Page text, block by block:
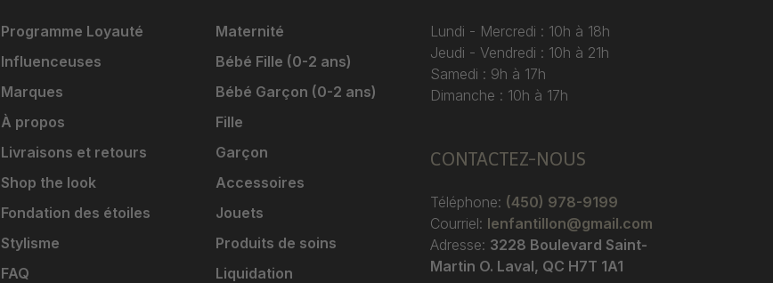
Programme Loyauté
Influenceuses
Marques
À propos
Livraisons et retours
Shop the look
Fondation des étoiles
Stylisme
FAQ
Maternité
Bébé Fille (0-2 ans)
Bébé Garçon (0-2 ans)
Fille
Garçon
Accessoires
Jouets
Produits de soins
Liquidation
Lundi - Mercredi : 10h à 18h
Jeudi - Vendredi : 10h à 21h
Samedi : 9h à 17h
Dimanche : 10h à 17h
CONTACTEZ-NOUS
Téléphone: (450) 978-9199
Courriel: lenfantillon@gmail.com
Adresse: 3228 Boulevard Saint-
Martin O. Laval, QC H7T 1A1